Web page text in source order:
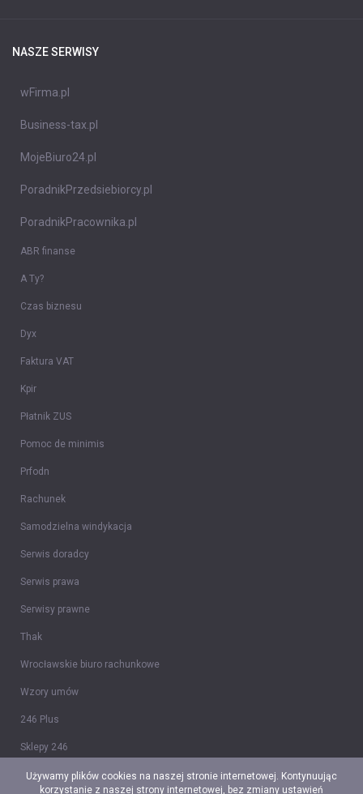
NASZE SERWISY
wFirma.pl
Business-tax.pl
MojeBiuro24.pl
PoradnikPrzedsiebiorcy.pl
PoradnikPracownika.pl
ABR finanse
A Ty?
Czas biznesu
Dyx
Faktura VAT
Kpir
Płatnik ZUS
Pomoc de minimis
Prfodn
Rachunek
Samodzielna windykacja
Serwis doradcy
Serwis prawa
Serwisy prawne
Thak
Wrocławskie biuro rachunkowe
Wzory umów
246 Plus
Sklepy 246
Tidy CRM
Używamy plików cookies na naszej stronie internetowej. Kontynuując
korzystanie z naszej strony internetowej, bez zmiany ustawień